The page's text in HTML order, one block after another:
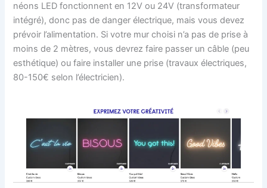
néons LED fonctionnent en 12V ou 24V (transformateur
intégré), donc pas de danger électrique, mais vous devez
prévoir l’alimentation. Si votre mur choisi n’a pas de prise à
moins de 2 mètres, vous devrez faire passer un câble (peu
esthétique) ou faire installer une prise (travaux électriques,
80-150€ selon l’électricien).